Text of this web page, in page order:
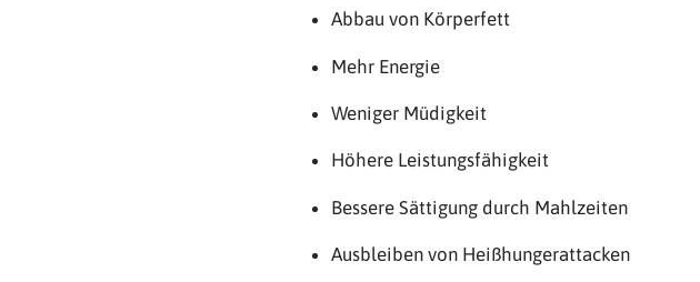
Abbau von Körperfett
Mehr Energie
Weniger Müdigkeit
Höhere Leistungsfähigkeit
Bessere Sättigung durch Mahlzeiten
Ausbleiben von Heißhungerattacken